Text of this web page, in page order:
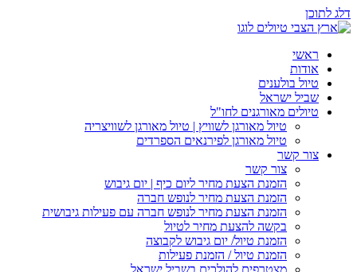
דלג לתוכן
ראשי
אודות
טיול בולענים
שביל ישראל
טיולים מאורגנים לחו"ל
טיול מאורגן לשוויץ | טיול מאורגן לשוויצריה
טיול מאורגן לפירנאים הספרדים
צור קשר
צור קשר
הזמנת הצעת מחיר ליום כיף | יום גיבוש
הזמנת הצעת מחיר לנופש חברה
הזמנת הצעת מחיר לנופש חברה עם פעילות גיבושית
בקשה להצעת מחיר לטיול
הזמנת טיול/ יום גיבוש לקבוצה
הזמנת טיול / הזמנת פעילות
מצטרפים להולכים בשביל ישראל